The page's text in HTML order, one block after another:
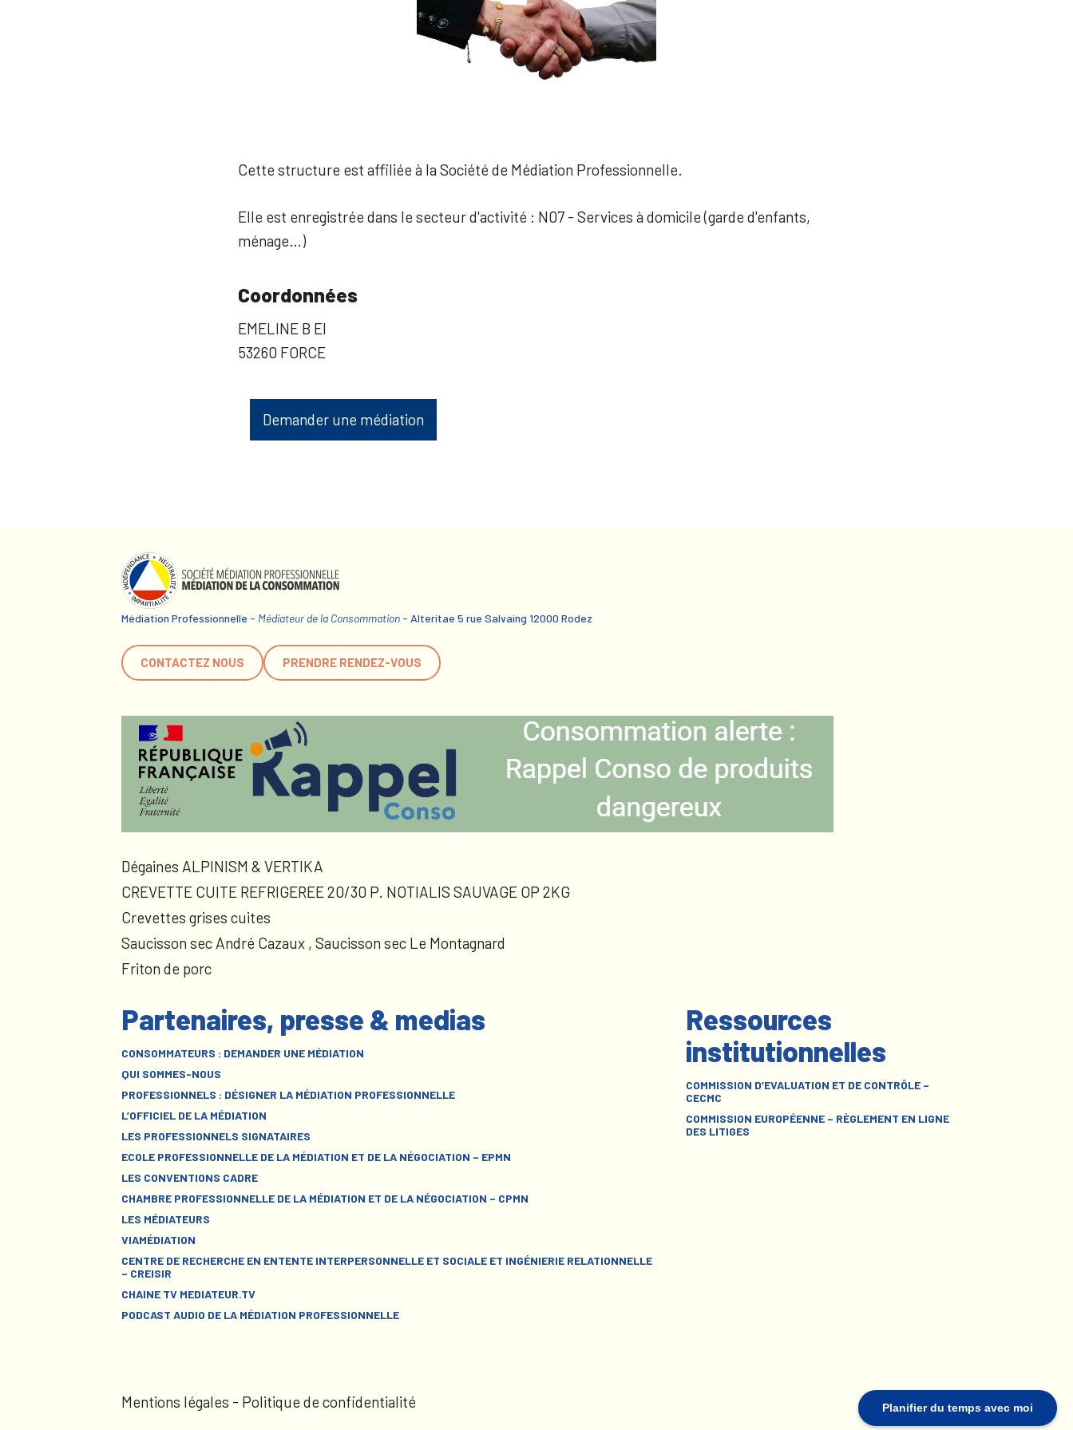
Planifier du temps avec moi
Cette structure est affiliée à la Société de Médiation Professionnelle.
Elle est enregistrée dans le secteur d'activité : N07 - Services à domicile (garde d'enfants,
ménage…)
Coordonnées
EMELINE B EI
53260 FORCE
Demander une médiation
Médiation Professionnelle - Médiateur de la Consommation - Alteritae 5 rue Salvaing 12000 Rodez
CONTACTEZ NOUS PRENDRE RENDEZ-VOUS
Dégaines ALPINISM & VERTIKA
CREVETTE CUITE REFRIGEREE 20/30 P. NOTIALIS SAUVAGE OP 2KG
Crevettes grises cuites
Saucisson sec André Cazaux , Saucisson sec Le Montagnard
Friton de porc
Partenaires, presse & medias
CONSOMMATEURS : DEMANDER UNE MÉDIATION
QUI SOMMES-NOUS
PROFESSIONNELS : DÉSIGNER LA MÉDIATION PROFESSIONNELLE
L’OFFICIEL DE LA MÉDIATION
LES PROFESSIONNELS SIGNATAIRES
ECOLE PROFESSIONNELLE DE LA MÉDIATION ET DE LA NÉGOCIATION – EPMN
LES CONVENTIONS CADRE
CHAMBRE PROFESSIONNELLE DE LA MÉDIATION ET DE LA NÉGOCIATION – CPMN
LES MÉDIATEURS
VIAMÉDIATION
CENTRE DE RECHERCHE EN ENTENTE INTERPERSONNELLE ET SOCIALE ET INGÉNIERIE RELATIONNELLE
– CREISIR
CHAINE TV MEDIATEUR.TV
PODCAST AUDIO DE LA MÉDIATION PROFESSIONNELLE
Ressources
institutionnelles
COMMISSION D’EVALUATION ET DE CONTRÔLE –
CECMC
COMMISSION EUROPÉENNE – RÈGLEMENT EN LIGNE
DES LITIGES
Mentions légales - Politique de confidentialité